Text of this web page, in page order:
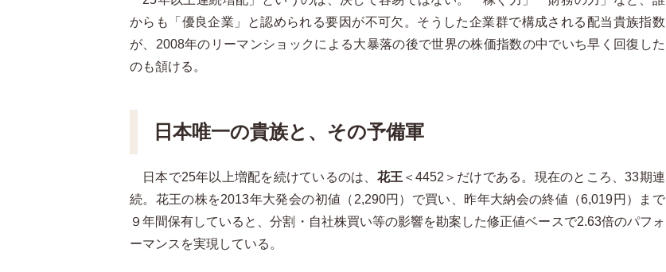
からも「優良企業」と認められる要因が不可欠。そうした企業群で構成される配当貴族指数
が、2008年のリーマンショックによる大暴落の後で世界の株価指数の中でいち早く回復した
のも頷ける。
日本唯一の貴族と、その予備軍
日本で25年以上増配を続けているのは、 花王 ＜4452＞だけである。現在のところ、33期連
続。花王の株を2013年大発会の初値（2,290円）で買い、昨年大納会の終値（6,019円）まで
９年間保有していると、分割・自社株買い等の影響を勘案した修正値ベースで2.63倍のパフォ
ーマンスを実現している。